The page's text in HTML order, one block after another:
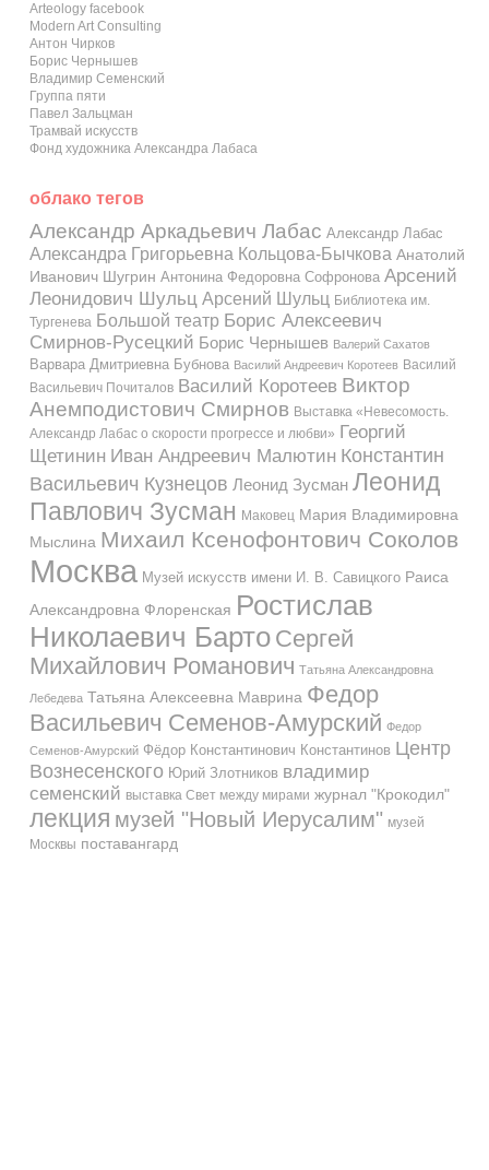
Arteology facebook
Modern Art Consulting
Антон Чирков
Борис Чернышев
Владимир Семенский
Группа пяти
Павел Зальцман
Трамвай искусств
Фонд художника Александра Лабаса
облако тегов
Александр Аркадьевич Лабас Александр Лабас
Александра Григорьевна Кольцова-Бычкова Анатолий
Иванович Шугрин Антонина Федоровна Софронова Арсений
Леонидович Шульц Арсений Шульц Библиотека им.
Тургенева Большой театр Борис Алексеевич
Смирнов-Русецкий Борис Чернышев Валерий Сахатов
Варвара Дмитриевна Бубнова Василий Андреевич Коротеев Василий
Васильевич Почиталов Василий Коротеев Виктор
Анемподистович Смирнов Выставка «Невесомость.
Александр Лабас о скорости прогрессе и любви» Георгий
Щетинин Иван Андреевич Малютин Константин
Васильевич Кузнецов Леонид Зусман Леонид
Павлович Зусман Маковец Мария Владимировна
Мыслина Михаил Ксенофонтович Соколов
Москва Музей искусств имени И. В. Савицкого Раиса
Александровна Флоренская Ростислав
Николаевич Барто Сергей
Михайлович Романович Татьяна Александровна
Лебедева Татьяна Алексеевна Маврина Федор
Васильевич Семенов-Амурский Федор
Семенов-Амурский Фёдор Константинович Константинов Центр
Вознесенского Юрий Злотников владимир
семенский выставка Свет между мирами журнал "Крокодил"
лекция музей "Новый Иерусалим" музей
Москвы поставангард